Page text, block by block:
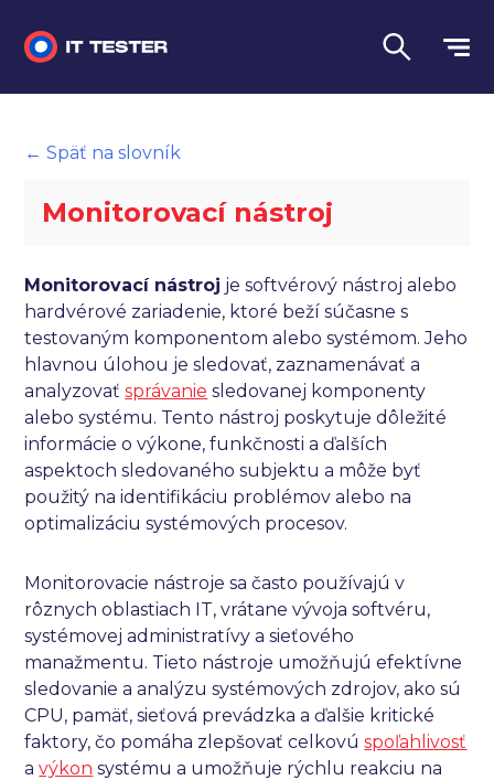
Automatizované testovanie
Performance testing
Interview otázky na pohovor
Slovník
Jazyk
← Späť na slovník
Monitorovací nástroj
Monitorovací nástroj je softvérový nástroj alebo
hardvérové zariadenie, ktoré beží súčasne s
testovaným komponentom alebo systémom. Jeho
hlavnou úlohou je sledovať, zaznamenávať a
analyzovaťsprávanie sledovanej komponenty
alebo systému. Tento nástroj poskytuje dôležité
informácie o výkone, funkčnosti a ďalších
aspektoch sledovaného subjektu a môže byť
použitý na identifikáciu problémov alebo na
optimalizáciu systémových procesov.
Monitorovacie nástroje sa často používajú v
rôznych oblastiach IT, vrátane vývoja softvéru,
systémovej administratívy a sieťového
manažmentu. Tieto nástroje umožňujú efektívne
sledovanie a analýzu systémových zdrojov, ako sú
CPU, pamäť, sieťová prevádzka a ďalšie kritické
faktory, čo pomáha zlepšovať celkovúspoľahlivosť
avýkon systému a umožňuje rýchlu reakciu na